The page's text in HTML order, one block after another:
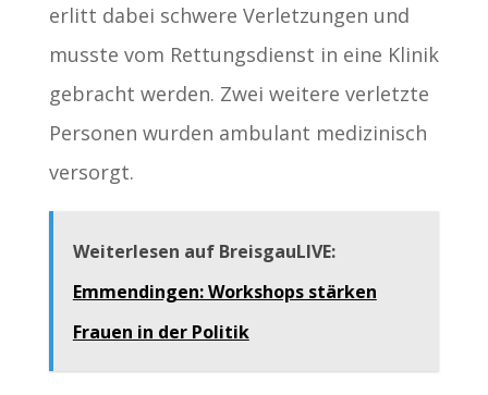
erlitt dabei schwere Verletzungen und
musste vom Rettungsdienst in eine Klinik
gebracht werden. Zwei weitere verletzte
Personen wurden ambulant medizinisch
versorgt.
Weiterlesen auf BreisgauLIVE:
Emmendingen: Workshops stärken
Frauen in der Politik